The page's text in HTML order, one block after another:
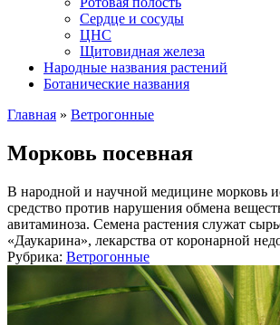
Сердце и сосуды
ЦНС
Щитовидная железа
Народные названия растений
Ботанические названия
Главная » Ветрогонные
Морковь посевная
В народной и научной медицине морковь
средство против нарушения обмена
авитаминоза. Семена растения служат
«Даукарина», лекарства от коронарной
Рубрика: Ветрогонные